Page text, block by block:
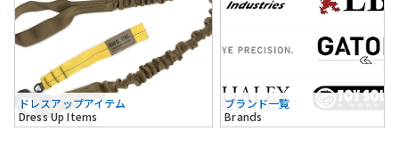
ドレスアップアイテム
Dress Up Items
ブランド一覧
Brands